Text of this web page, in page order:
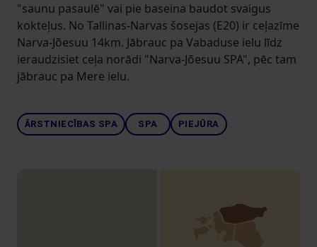
"saunu pasaulē" vai pie baseina baudot svaigus
kokteļus. No Tallinas-Narvas šosejas (E20) ir ceļazīme
Narva-Jõesuu 14km. Jābrauc pa Vabaduse ielu līdz
ieraudzisiet ceļa norādi "Narva-Jõesuu SPA", pēc tam
jābrauc pa Mere ielu.
ĀRSTNIECĪBAS SPA SPA PIEJŪRA